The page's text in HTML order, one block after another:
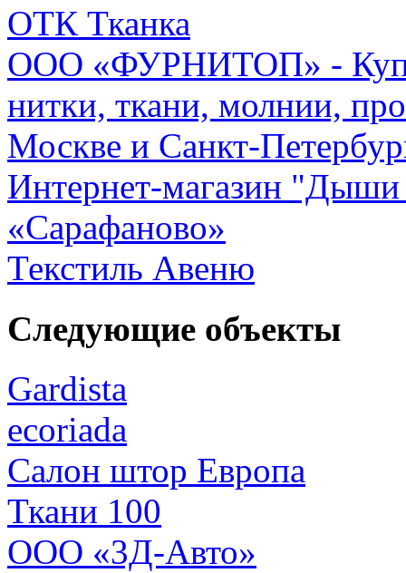
ОТК Тканка
ООО «ФУРНИТОП» -
нитки, ткани, молнии,
Москве и Санкт-
Интернет-магазин
«Сарафаново»
Текстиль Авеню
Следующие объекты
Gardista
ecoriada
Салон штор Европа
Ткани 100
ООО «3Д-Авто»